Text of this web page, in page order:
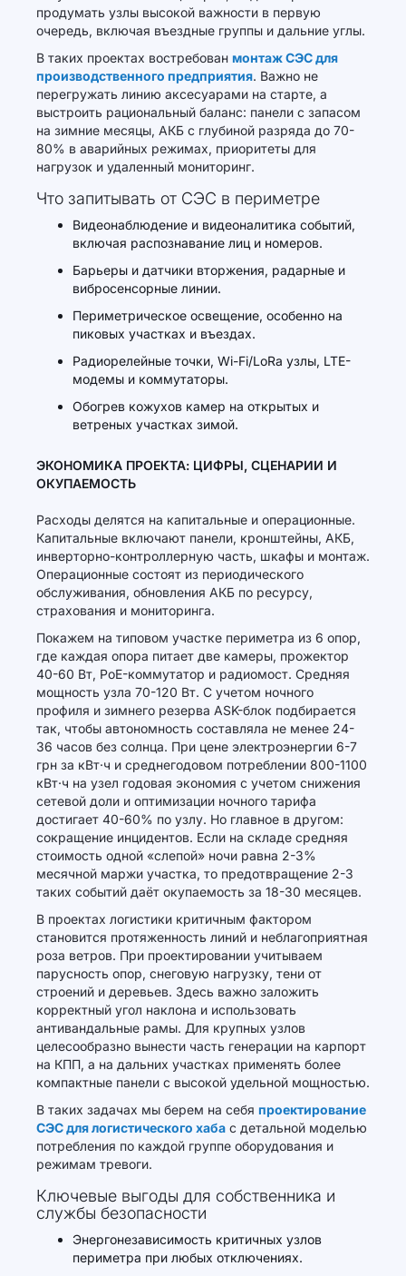
продумать узлы высокой важности в первую
очередь, включая въездные группы и дальние углы.
В таких проектах востребован монтаж СЭС для
производственного предприятия. Важно не
перегружать линию аксесуарами на старте, а
выстроить рациональный баланс: панели с запасом
на зимние месяцы, АКБ с глубиной разряда до 70-
80% в аварийных режимах, приоритеты для
нагрузок и удаленный мониторинг.
Что запитывать от СЭС в периметре
Видеонаблюдение и видеоналитика событий,
включая распознавание лиц и номеров.
Барьеры и датчики вторжения, радарные и
вибросенсорные линии.
Периметрическое освещение, особенно на
пиковых участках и въездах.
Радиорелейные точки, Wi-Fi/LoRa узлы, LTE-
модемы и коммутаторы.
Обогрев кожухов камер на открытых и
ветреных участках зимой.
ЭКОНОМИКА ПРОЕКТА: ЦИФРЫ, СЦЕНАРИИ И
ОКУПАЕМОСТЬ
Расходы делятся на капитальные и операционные.
Капитальные включают панели, кронштейны, АКБ,
инверторно-контроллерную часть, шкафы и монтаж.
Операционные состоят из периодического
обслуживания, обновления АКБ по ресурсу,
страхования и мониторинга.
Покажем на типовом участке периметра из 6 опор,
где каждая опора питает две камеры, прожектор
40-60 Вт, PoE-коммутатор и радиомост. Средняя
мощность узла 70-120 Вт. С учетом ночного
профиля и зимнего резерва ASK-блок подбирается
так, чтобы автономность составляла не менее 24-
36 часов без солнца. При цене электроэнергии 6-7
грн за кВт·ч и среднегодовом потреблении 800-1100
кВт·ч на узел годовая экономия с учетом снижения
сетевой доли и оптимизации ночного тарифа
достигает 40-60% по узлу. Но главное в другом:
сокращение инцидентов. Если на складе средняя
стоимость одной «слепой» ночи равна 2-3%
месячной маржи участка, то предотвращение 2-3
таких событий даёт окупаемость за 18-30 месяцев.
В проектах логистики критичным фактором
становится протяженность линий и неблагоприятная
роза ветров. При проектировании учитываем
парусность опор, снеговую нагрузку, тени от
строений и деревьев. Здесь важно заложить
корректный угол наклона и использовать
антивандальные рамы. Для крупных узлов
целесообразно вынести часть генерации на карпорт
на КПП, а на дальних участках применять более
компактные панели с высокой удельной мощностью.
В таких задачах мы берем на себя проектирование
СЭС для логистического хаба с детальной моделью
потребления по каждой группе оборудования и
режимам тревоги.
Ключевые выгоды для собственника и
службы безопасности
Энергонезависимость критичных узлов
периметра при любых отключениях.